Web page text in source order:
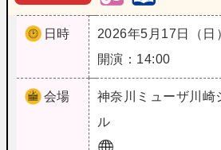
日時
2026年5月17日（日
開演：14:00
会場 神奈川
ミューザ川崎
ル